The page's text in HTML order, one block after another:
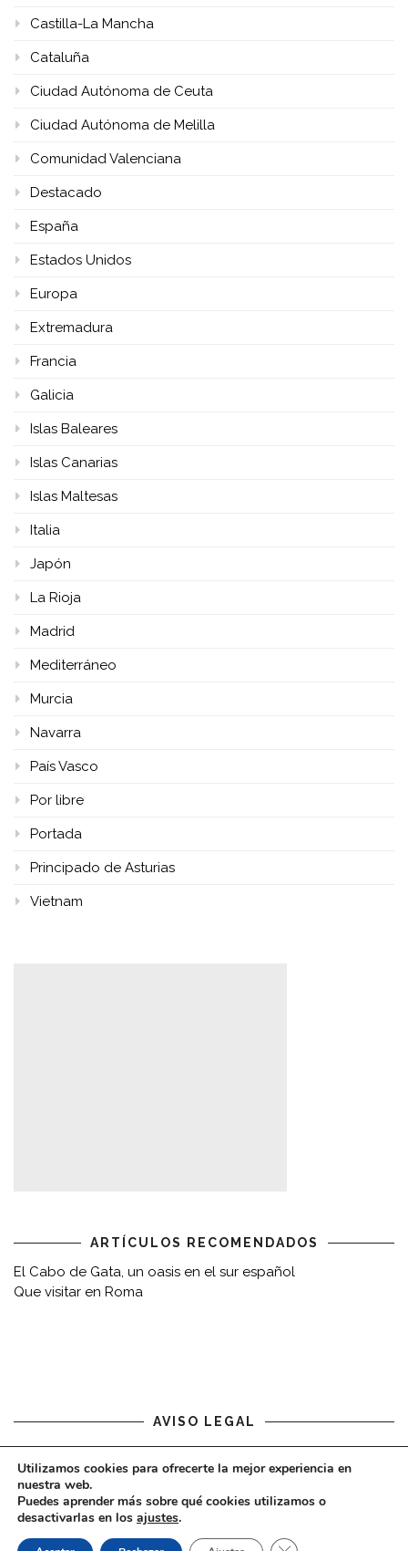
Castilla-La Mancha
Cataluña
Ciudad Autónoma de Ceuta
Ciudad Autónoma de Melilla
Comunidad Valenciana
Destacado
España
Estados Unidos
Europa
Extremadura
Francia
Galicia
Islas Baleares
Islas Canarias
Islas Maltesas
Italia
Japón
La Rioja
Madrid
Mediterráneo
Murcia
Navarra
País Vasco
Por libre
Portada
Principado de Asturias
Vietnam
ARTÍCULOS RECOMENDADOS
El Cabo de Gata, un oasis en el sur español
Que visitar en Roma
AVISO LEGAL
Aviso legal
Utilizamos cookies para ofrecerte la mejor experiencia en
nuestra web.
Puedes aprender más sobre qué cookies utilizamos o
desactivarlas en los ajustes.